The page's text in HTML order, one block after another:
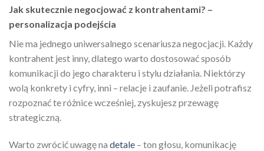
Jak skutecznie negocjować z kontrahentami? –
personalizacja podejścia
Nie ma jednego uniwersalnego scenariusza negocjacji. Każdy
kontrahent jest inny, dlatego warto dostosować sposób
komunikacji do jego charakteru i stylu działania. Niektórzy
wolą konkrety i cyfry, inni – relacje i zaufanie. Jeżeli potrafisz
rozpoznać te różnice wcześniej, zyskujesz przewagę
strategiczną.
Warto zwrócić uwagę na detale – ton głosu, komunikację